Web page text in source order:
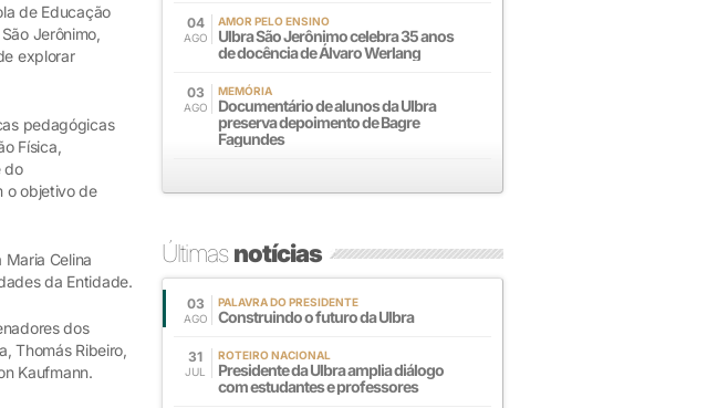
de Educação
Jerônimo,
explorar
pedagógicas
Física,
do
o objetivo de
Celina
da Entidade.
dos
Thomás Ribeiro,
Kaufmann.
04
AGO
AMOR PELO ENSINO
Ulbra São Jerônimo celebra 35 anos
de docência de Álvaro Werlang
03
AGO
MEMÓRIA
Documentário de alunos da Ulbra
preserva depoimento de Bagre
Fagundes
Últimasnotícias
03
AGO
PALAVRA DO PRESIDENTE
Construindo o futuro da Ulbra
31
JUL
ROTEIRO NACIONAL
Presidente da Ulbra amplia diálogo
com estudantes e professores